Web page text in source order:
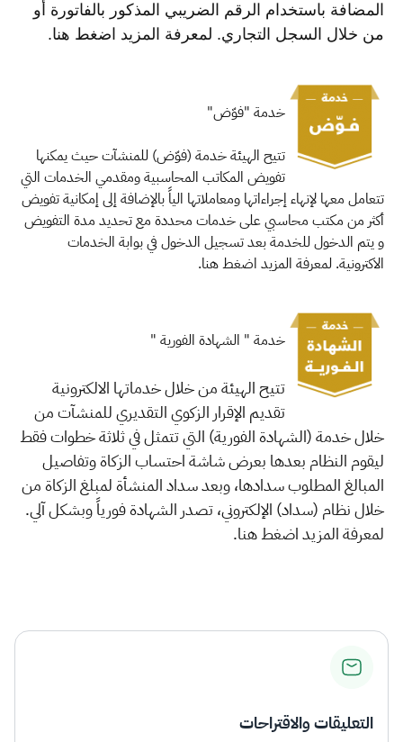
المضافة باستخدام الرقم الضريبي المذكور بالفاتورة أو
من خلال السجل التجاري. لمعرفة المزيد اضغط هنا.​
خدمة "فوّض"
تتيح الهيئة خدمة (فوّض) للمنشآت حيث يمكنها
تفويض المكاتب المحاسبية ومقدمي الخدمات التي
تتعامل معها لإنهاء إجراءاتها ومعاملاتها الياً بالإضافة إلى إمكانية تفويض
أكثر من مكتب محاسبي على خدمات محددة مع تحديد مدة التفويض
و يتم الدخول للخدمة بعد تسجيل الدخول في بوابة الخدمات
الاكترونية. لمعرفة المزيد اضغط هنا.​
خدمة " الشهادة الفورية "
تتيح الهيئة من خلال خدماتها الالكترونية
تقديم الإقرار الزكوي التقديري للمنشآت من
خلال خدمة (الشهادة الفورية) التي تتمثل في ثلاثة خطوات فقط
ليقوم النظام بعدها بعرض شاشة احتساب الزكاة وتفاصيل
المبالغ المطلوب سدادها، وبعد سداد المنشأة لمبلغ الزكاة من
خلال نظام (سداد) الإلكتروني، تصدر الشهادة فورياً وبشكل آلي.
لمعرفة المزيد اضغط هنا.
التعليقات والاقتراحات